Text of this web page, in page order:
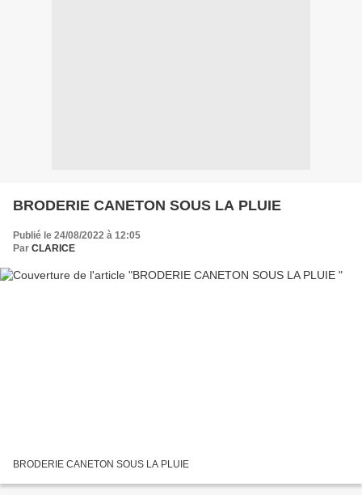
BRODERIE CANETON SOUS LA PLUIE
Publié le 24/08/2022 à 12:05
Par CLARICE
BRODERIE CANETON SOUS LA PLUIE